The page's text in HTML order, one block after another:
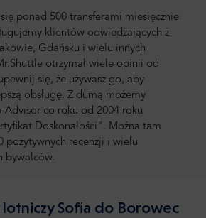
ponad 500 transferami miesięcznie
klientów odwiedzających z
Gdańsku i wielu innych
otrzymał wiele opinii od
się, że używasz go, aby
obsługę. Z dumą możemy
Advisor co roku od 2004 roku
Doskonałości". Można tam
pozytywnych recenzji i wielu
bywalców.
Sofia do Borowec